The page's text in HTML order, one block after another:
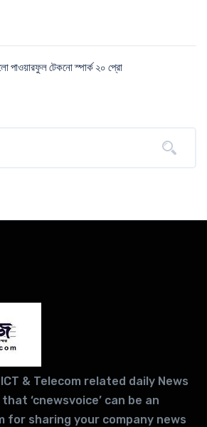
পাওয়ারফুল টেকনো স্পার্ক ২০ প্রো
& Telecom related daily News
‘cnewsvoice’ can be an
for sharing your company news